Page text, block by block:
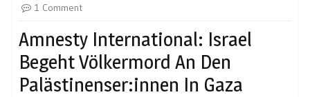
1 Comment
Amnesty International: Israel
Begeht Völkermord An Den
Palästinenser:innen In Gaza